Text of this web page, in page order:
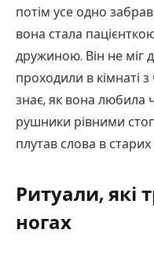
потім усе одно
вона стала
дружиною. Він не міг
проходили в кімнаті
знає, як вона любила
рушники рівними
плутав слова в старих
Ритуали, які
ногах